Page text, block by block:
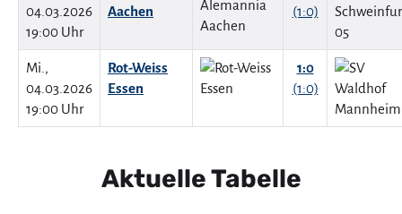
04.03.2026
19:00 Uhr
Aachen
(1:0)
Mi.,
04.03.2026
19:00 Uhr
Rot-Weiss
Essen
1:0
(1:0)
Aktuelle Tabelle